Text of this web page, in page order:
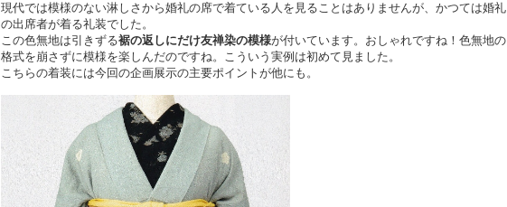
現代では模様のない淋しさから婚礼の席で着ている人を見ることはありませんが、かつては婚礼
の出席者が着る礼装でした。
この色無地は引きずる裾の返しにだけ友禅染の模様が付いています。おしゃれですね！色無地の
格式を崩さずに模様を楽しんだのですね。こういう実例は初めて見ました。
こちらの着装には今回の企画展示の主要ポイントが他にも。